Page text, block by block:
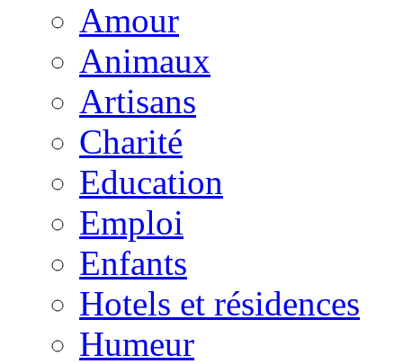
Amour
Animaux
Artisans
Charité
Education
Emploi
Enfants
Hotels et résidences
Humeur